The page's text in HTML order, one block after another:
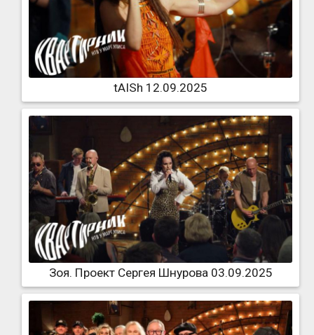
tAISh 12.09.2025
Зоя. Проект Сергея Шнурова 03.09.2025